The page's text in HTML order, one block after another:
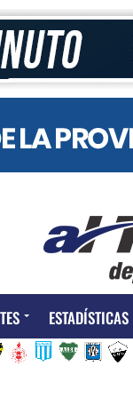
ESTADÍSTICAS